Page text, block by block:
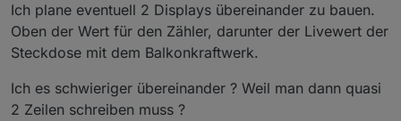
Ich plane eventuell 2 Displays übereinander zu bauen.
Oben der Wert für den Zähler, darunter der Livewert der
Steckdose mit dem Balkonkraftwerk.
Ich es schwieriger übereinander ? Weil man dann quasi
2 Zeilen schreiben muss ?